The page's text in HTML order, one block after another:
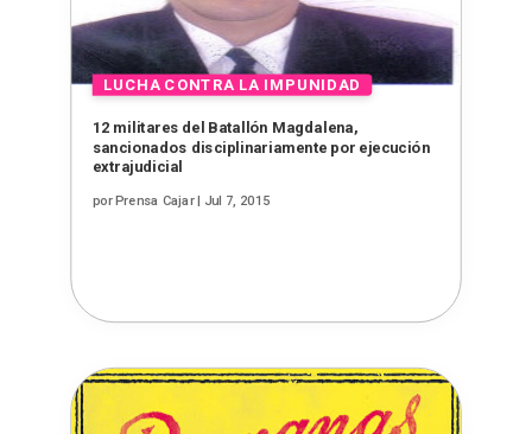
12 militares del Batallón Magdalena,
sancionados disciplinariamente por ejecución
extrajudicial
porPrensa Cajar| Jul 7, 2015